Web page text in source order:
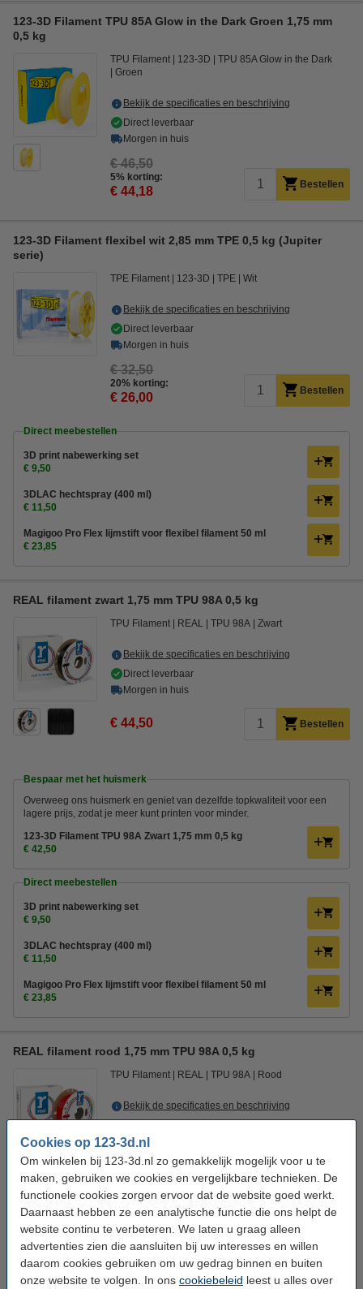
Cookies op 123-3d.nl
Om winkelen bij 123-3d.nl zo gemakkelijk mogelijk voor u te
maken, gebruiken we cookies en vergelijkbare technieken. De
functionele cookies zorgen ervoor dat de website goed werkt.
Daarnaast hebben ze een analytische functie die ons helpt de
website continu te verbeteren. We laten u graag alleen
advertenties zien die aansluiten bij uw interesses en willen
daarom cookies gebruiken om uw gedrag binnen en buiten
onze website te volgen. In ons cookiebeleid leest u alles over
123-3D Filament TPU 85A Glow in the Dark Groen 1,75 mm
0,5 kg
TPU Filament 123-3D
TPU 85A Glow in the Dark
Groen
Bekijk de specificaties en beschrijving
Direct leverbaar
Morgen in huis
€ 46,50
5% korting:
€ 44,18 Bestellen
123-3D Filament flexibel wit 2,85 mm TPE 0,5 kg (Jupiter
serie)
TPE Filament 123-3D TPE Wit
Bekijk de specificaties en beschrijving
Direct leverbaar
Morgen in huis
€ 32,50
20% korting:
€ 26,00 Bestellen
Direct meebestellen
3D print nabewerking set
€ 9,50
3DLAC hechtspray (400 ml)
€ 11,50
Magigoo Pro Flex lijmstift voor flexibel filament 50 ml
€ 23,85
REAL filament zwart 1,75 mm TPU 98A 0,5 kg
TPU Filament REAL TPU 98A Zwart
Bekijk de specificaties en beschrijving
Direct leverbaar
Morgen in huis
€ 44,50 Bestellen
Bespaar met het huismerk
Overweeg ons huismerk en geniet van dezelfde topkwaliteit voor een
lagere prijs, zodat je meer kunt printen voor minder.
123-3D Filament TPU 98A Zwart 1,75 mm 0,5 kg
€ 42,50
Direct meebestellen
3D print nabewerking set
€ 9,50
3DLAC hechtspray (400 ml)
€ 11,50
Magigoo Pro Flex lijmstift voor flexibel filament 50 ml
€ 23,85
REAL filament rood 1,75 mm TPU 98A 0,5 kg
TPU Filament REAL TPU 98A Rood
Bekijk de specificaties en beschrijving
Morgen in huis
€ 44,50 Bestellen
Bespaar met het huismerk
Overweeg ons huismerk en geniet van dezelfde topkwaliteit voor een
lagere prijs, zodat je meer kunt printen voor minder.